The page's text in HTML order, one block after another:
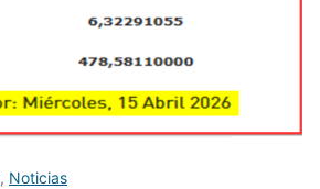
, Noticias